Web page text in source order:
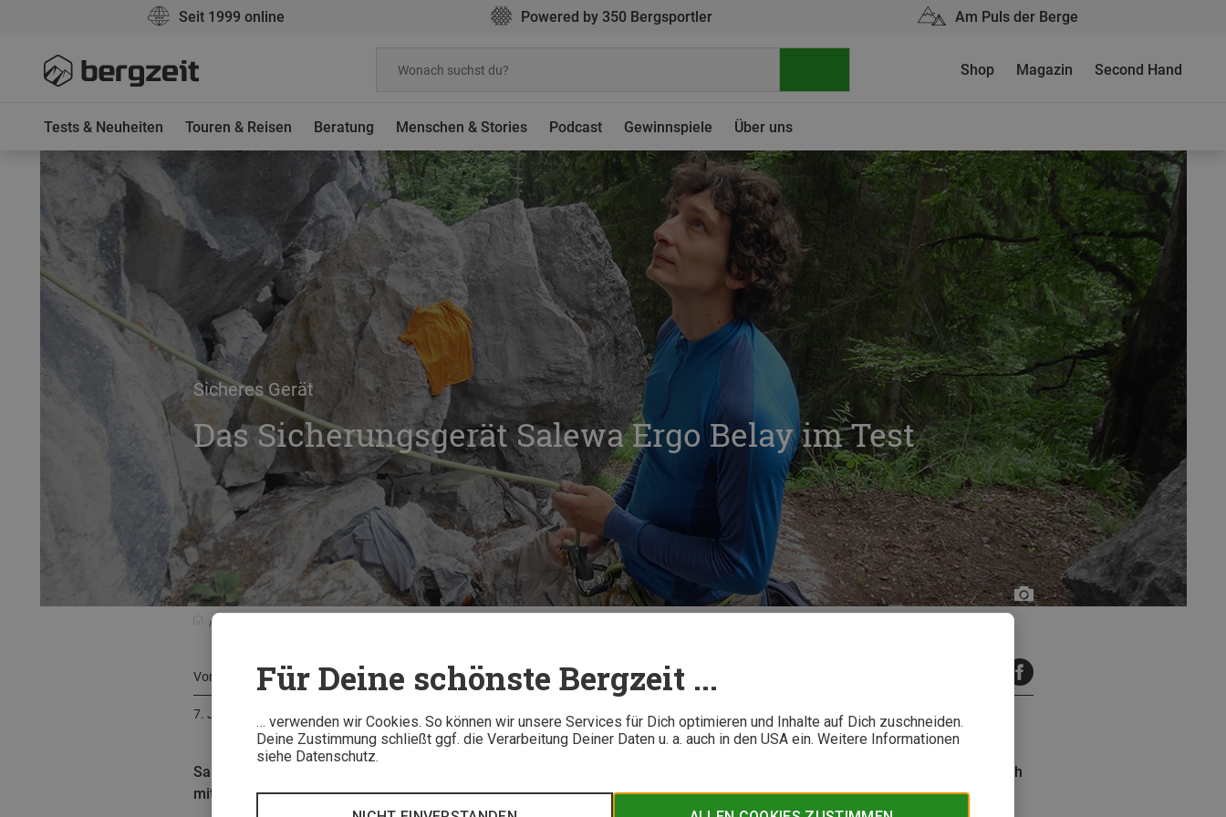
Für Deine schönste Bergzeit ...
… verwenden wir Cookies. So können wir unsere Services für Dich optimieren und Inhalte auf Dich zuschneiden.
Deine Zustimmung schließt ggf. die Verarbeitung Deiner Daten u. a. auch in den USA ein. Weitere Informationen
siehe Datenschutz.
Seit 1999 online Powered by 350 Bergsportler Am Puls der Berge
Tests & Neuheiten Touren & Reisen Beratung Menschen & Stories Podcast Gewinnspiele Über uns
Shop Magazin Second Hand
Sicheres Gerät
Das Sicherungsgerät Salewa Ergo Belay im Test
Stefan
Rehm
Von Stefan Rehm
7. Juli 2023
Salewa hat 2015 ein neues Sicherungsgerät auf den Markt gebracht: das Salewa Ergo Belay. Wie ist das Handling im Vergleich
mit anderen Sicherungsgeräten? Und wie macht sich das Gerät im Sportkletteralltag. Wir haben's ausprobiert!